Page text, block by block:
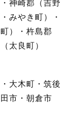
神崎郡（吉野
みやき町）・
）・杵島郡
太良町）
大木町・筑後
市・朝倉市